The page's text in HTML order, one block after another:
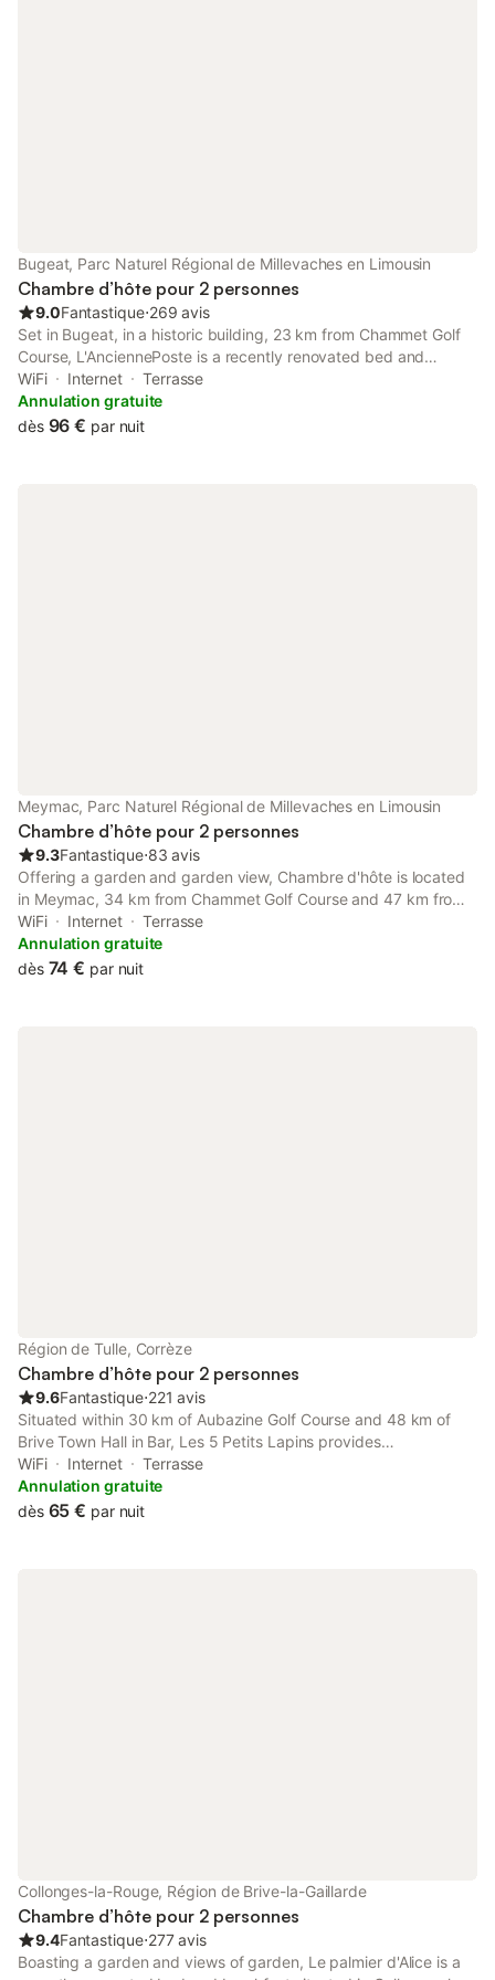
Bugeat, Parc Naturel Régional de Millevaches en Limousin
Chambre d’hôte pour 2 personnes
9.0Fantastique⋅269 avis
Set in Bugeat, in a historic building, 23 km from Chammet Golf
Course, L'AnciennePoste is a recently renovated bed and
breakfast with a garden and terrace. The property has garden
and quiet street views, and is 48 km from Neuvic d'Ussel Golf
Course.
WiFi Internet
Terrasse
Annulation gratuite
dès 96 € par nuit
Meymac, Parc Naturel Régional de Millevaches en Limousin
Chambre d’hôte pour 2 personnes
9.3Fantastique⋅83 avis
Offering a garden and garden view, Chambre d'hôte is located
in Meymac, 34 km from Chammet Golf Course and 47 km from
Val Saint-Jean Golf Course. This property offers access to a
terrace, free private parking and free WiFi.
WiFi Internet
Terrasse
Annulation gratuite
dès 74 € par nuit
Région de Tulle, Corrèze
Chambre d’hôte pour 2 personnes
9.6Fantastique⋅221 avis
Situated within 30 km of Aubazine Golf Course and 48 km of
Brive Town Hall in Bar, Les 5 Petits Lapins provides
accommodation with seating area. This bed and breakfast
features free private parking and private check-in and check-
out.
WiFi Internet
Terrasse
Annulation gratuite
dès 65 € par nuit
Collonges-la-Rouge, Région de Brive-la-Gaillarde
Chambre d’hôte pour 2 personnes
9.4Fantastique⋅277 avis
Boasting a garden and views of garden, Le palmier d'Alice is a